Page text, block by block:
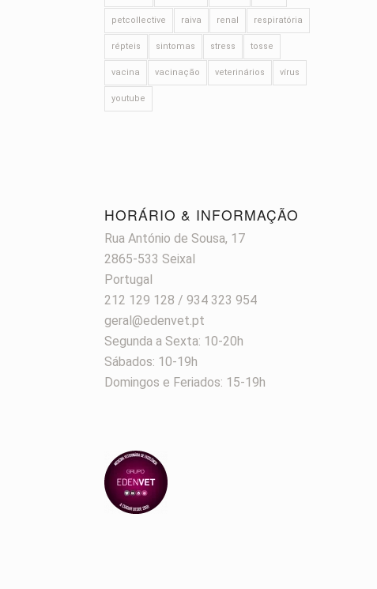
petcollective raiva renal respiratória
répteis sintomas stress tosse
vacina vacinação veterinários vírus
youtube
HORÁRIO & INFORMAÇÃO
Rua António de Sousa, 17
2865-533 Seixal
Portugal
212 129 128 / 934 323 954
geral@edenvet.pt
Segunda a Sexta: 10-20h
Sábados: 10-19h
Domingos e Feriados: 15-19h